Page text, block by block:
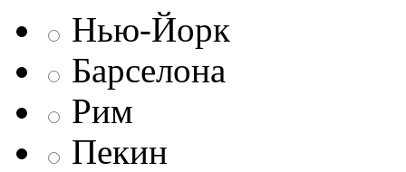
Нью-Йорк
Барселона
Рим
Пекин